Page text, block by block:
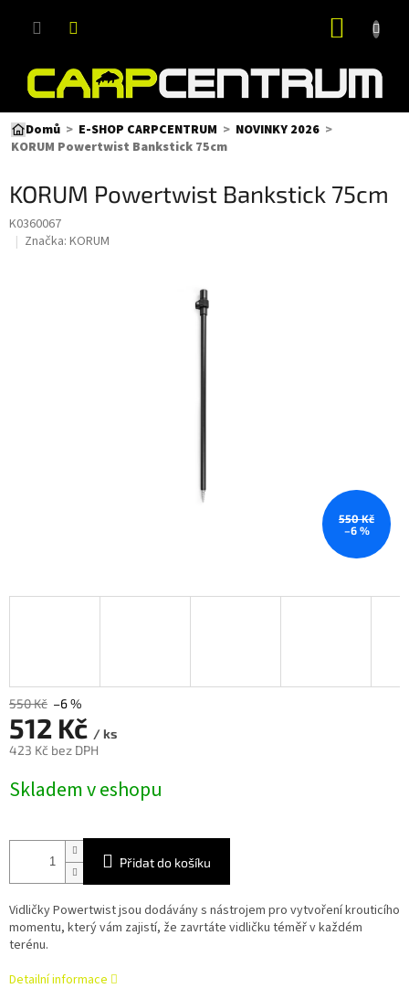
Domů E-SHOP CARPCENTRUM
NOVINKY 2026
KORUM Powertwist Bankstick 75cm
KORUM Powertwist Bankstick 75cm
K0360067
Značka: KORUM
550 Kč
–6 %
550 Kč –6 %
512 Kč / ks
423 Kč bez DPH
cena:
Skladem v eshopu
Přidat do košíku
Vidličky Powertwist jsou dodávány s nástrojem pro vytvoření krouticího
momentu, který vám zajistí, že zavrtáte vidličku téměř v každém
terénu.
Detailní informace